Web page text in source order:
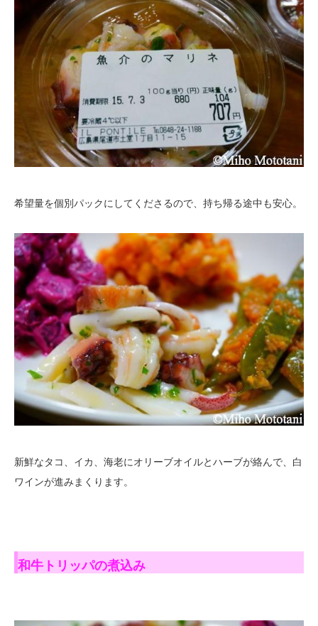
希望量を個別パックにしてくださるので、持ち帰る途中も安心。
新鮮なタコ、イカ、海老にオリーブオイルとハーブが絡んで、白
ワインが進みまくります。
和牛トリッパの煮込み